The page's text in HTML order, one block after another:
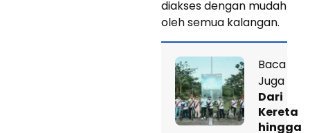
diakses dengan mudah
oleh semua kalangan.
Baca
Juga
Dari
Kereta
hingga